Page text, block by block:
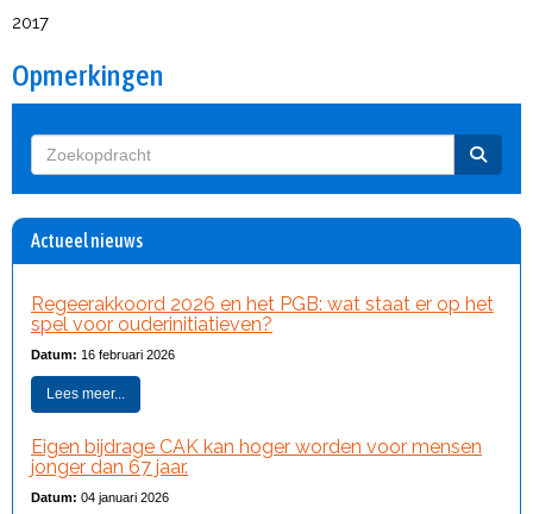
2017
Opmerkingen
Actueel nieuws
Regeerakkoord 2026 en het PGB: wat staat er op het
spel voor ouderinitiatieven?
Datum: 16 februari 2026
Lees meer...
Eigen bijdrage CAK kan hoger worden voor mensen
jonger dan 67 jaar.
Datum: 04 januari 2026